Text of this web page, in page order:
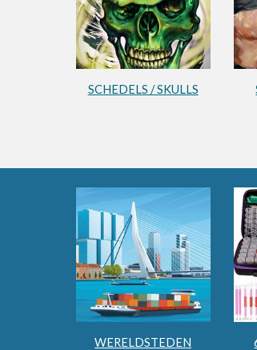
SCHEDELS / SKULLS
WERELDSTEDEN